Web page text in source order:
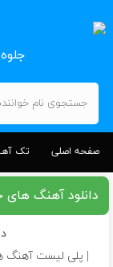
صفحه اصلی تک
دانلود آهنگ
| پلی لیست آهنگ